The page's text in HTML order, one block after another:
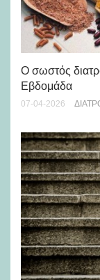
Ο σωστός
Εβδομάδα
07-04-2026